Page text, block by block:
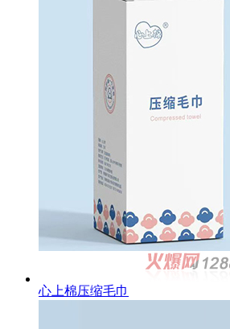
心上棉压缩毛巾